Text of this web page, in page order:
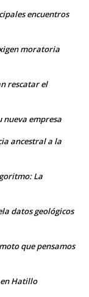
encuentros
moratoria
rescatar el
nueva empresa
ancestral a la
La
datos geológicos
que pensamos
Hatillo